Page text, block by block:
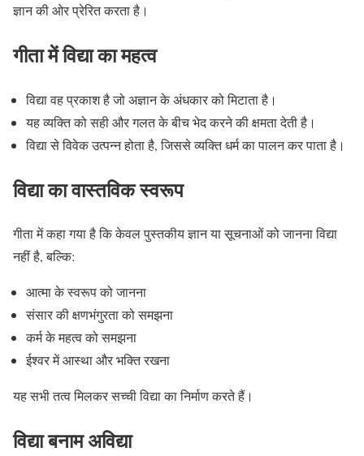
ज्ञान की ओर प्रेरित करता है।
गीता में विद्या का महत्व
विद्या वह प्रकाश है जो अज्ञान के अंधकार को मिटाता है।
यह व्यक्ति को सही और गलत के बीच भेद करने की क्षमता देती है।
विद्या से विवेक उत्पन्न होता है, जिससे व्यक्ति धर्म का पालन कर पाता है।
विद्या का वास्तविक स्वरूप
गीता में कहा गया है कि केवल पुस्तकीय ज्ञान या सूचनाओं को जानना विद्या
नहीं है, बल्कि:
आत्मा के स्वरूप को जानना
संसार की क्षणभंगुरता को समझना
कर्म के महत्व को समझना
ईश्वर में आस्था और भक्ति रखना
यह सभी तत्व मिलकर सच्ची विद्या का निर्माण करते हैं।
विद्या बनाम अविद्या